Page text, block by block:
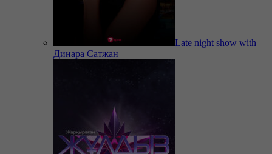
Late night show with
Динара Сатжан